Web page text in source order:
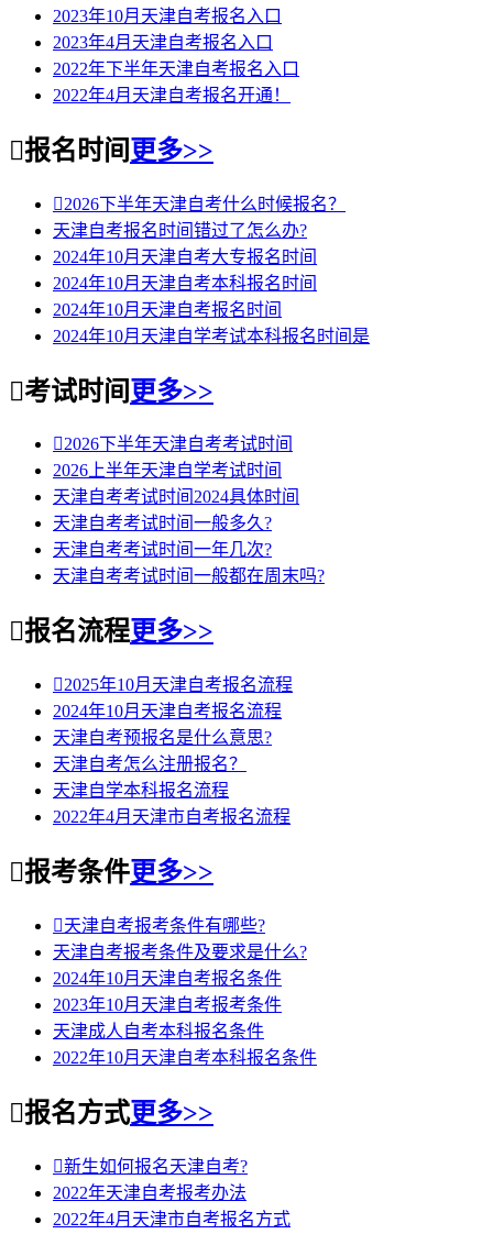
2023年10月天津自考报名入口
2023年4月天津自考报名入口
2022年下半年天津自考报名入口
2022年4月天津自考报名开通！
报名时间更多>>
2026下半年天津自考什么时候报名？
天津自考报名时间错过了怎么办?
2024年10月天津自考大专报名时间
2024年10月天津自考本科报名时间
2024年10月天津自考报名时间
2024年10月天津自学考试本科报名时间是
考试时间更多>>
2026下半年天津自考考试时间
2026上半年天津自学考试时间
天津自考考试时间2024具体时间
天津自考考试时间一般多久?
天津自考考试时间一年几次?
天津自考考试时间一般都在周末吗?
报名流程更多>>
2025年10月天津自考报名流程
2024年10月天津自考报名流程
天津自考预报名是什么意思?
天津自考怎么注册报名？
天津自学本科报名流程
2022年4月天津市自考报名流程
报考条件更多>>
天津自考报考条件有哪些?
天津自考报考条件及要求是什么?
2024年10月天津自考报名条件
2023年10月天津自考报考条件
天津成人自考本科报名条件
2022年10月天津自考本科报名条件
报名方式更多>>
新生如何报名天津自考?
2022年天津自考报考办法
2022年4月天津市自考报名方式